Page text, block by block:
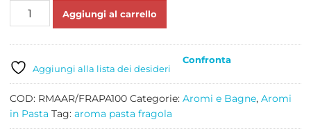
AROMA
GR
35
quantità
Aggiungi al carrello
Aggiungi alla lista dei desideri
Confronta
COD: RMAAR/FRAPA100 Categorie: Aromi e Bagne, Aromi
in Pasta Tag: aroma pasta fragola